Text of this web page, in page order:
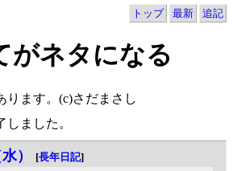
トップ 最新 追記
がネタになる
ます。(c)さだまさし
ました。
） [長年日記]